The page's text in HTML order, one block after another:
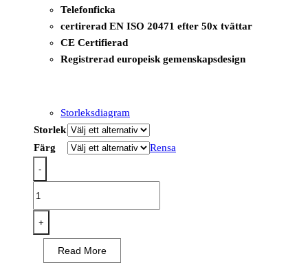
Telefonficka
certirerad EN ISO 20471 efter 50x tvättar
CE Certifierad
Registrerad europeisk gemenskapsdesign
Storleksdiagram
Storlek
Färg
Rensa
-
PW3
Class
+
Read More